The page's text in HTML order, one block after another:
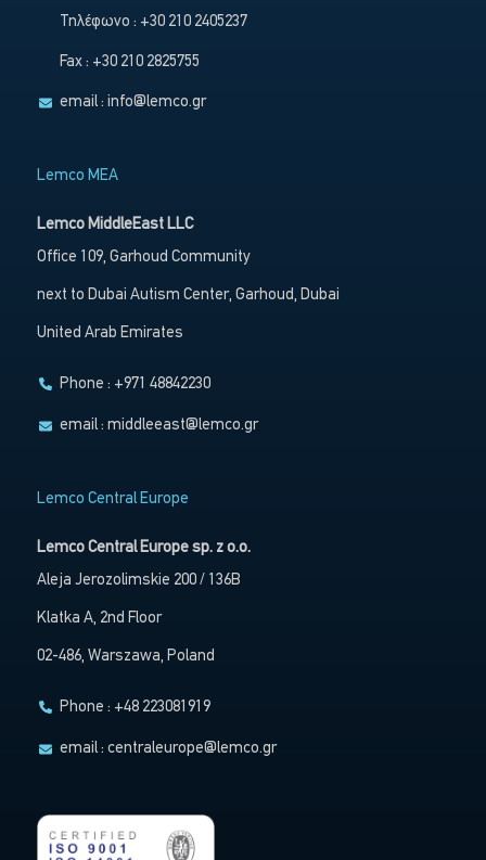
Τηλέφωνο : +30 210 2405237
Fax : +30 210 2825755
email :info@lemco.gr
Lemco MEA
Lemco MiddleEast LLC
Office 109, Garhoud Community
next to Dubai Autism Center, Garhoud, Dubai
United Arab Emirates
Phone : +971 48842230
email :middleeast@lemco.gr
Lemco Central Europe
Lemco Central Europe sp. z o.o.
Aleja Jerozolimskie 200 / 136B
Klatka A, 2nd Floor
02-486, Warszawa, Poland
Phone : +48 223081919
email :centraleurope@lemco.gr